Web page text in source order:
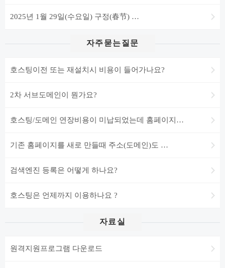
2025년 1월 29일(수요일) 구정(春节) …
자주묻는질문
호스팅이전 또는 재설치시 비용이 들어가나요?
2차 서브도메인이 뭔가요?
호스팅/도메인 연장비용이 미납되었는데 홈페이지…
기존 홈페이지를 새로 만들때 주소(도메인)도 …
검색엔진 등록은 어떻게 하나요?
호스팅은 언제까지 이용하나요 ?
자료실
원격지원프로그램 다운로드